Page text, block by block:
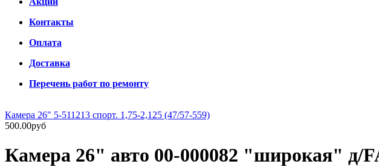
Контакты
Оплата
Доставка
Перечень работ по ремонту
Камера 26" 5-511213 спорт. 1,75-2,125 (47/57-559)
500.00руб
Камера 26" авто 00-000082 "широкая" д/